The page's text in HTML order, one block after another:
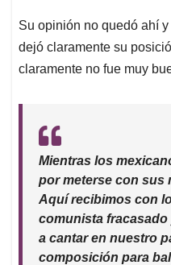
Su opinión no quedó ahí
dejó claramente su
claramente no fue muy
Mientras los
por meterse con sus
Aquí recibimos con
comunista
a cantar en nuestro
composición para